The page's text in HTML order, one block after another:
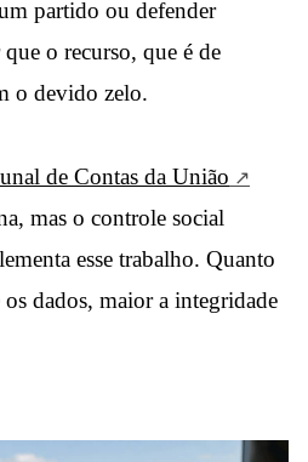
partido ou defender
o recurso, que é de
o devido zelo.
de Contas da União
mas o controle social
esse trabalho. Quanto
dados, maior a integridade